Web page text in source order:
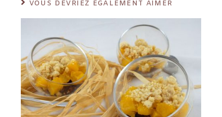
VOUS DEVRIEZ ÉGALEMENT AIMER